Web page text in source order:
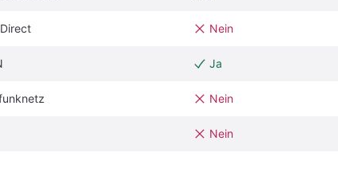
Nein
Ja
Nein
Nein